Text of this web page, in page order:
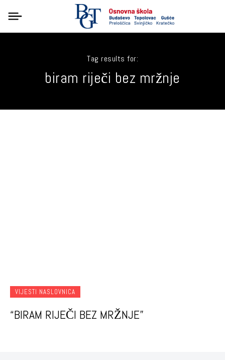
Tag results for:
biram riječi bez mržnje
VIJESTI NASLOVNICA
“BIRAM RIJEČI BEZ MRŽNJE”